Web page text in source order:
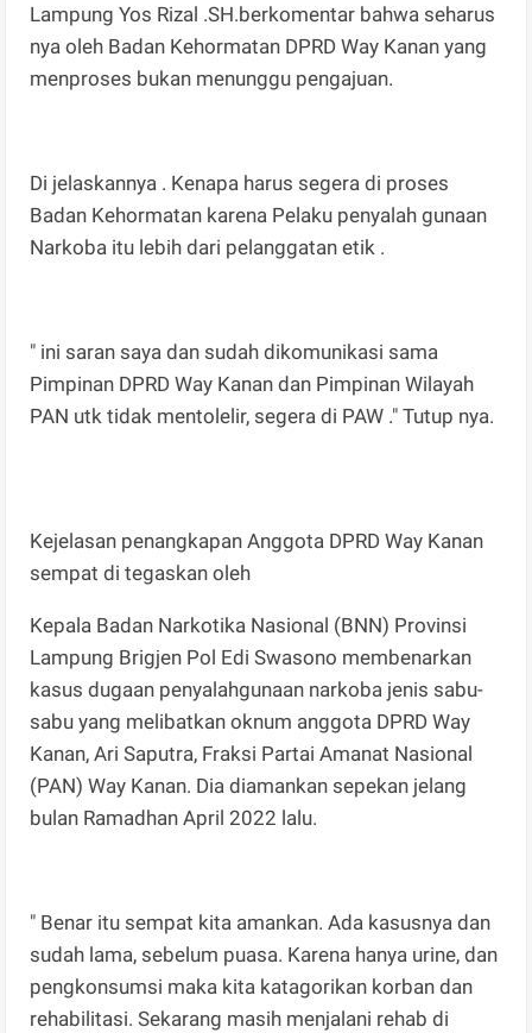
Lampung Yos Rizal .SH.berkomentar bahwa seharus
nya oleh Badan Kehormatan DPRD Way Kanan yang
menproses bukan menunggu pengajuan.
Di jelaskannya . Kenapa harus segera di proses
Badan Kehormatan karena Pelaku penyalah gunaan
Narkoba itu lebih dari pelanggatan etik .
" ini saran saya dan sudah dikomunikasi sama
Pimpinan DPRD Way Kanan dan Pimpinan Wilayah
PAN utk tidak mentolelir, segera di PAW ." Tutup nya.
Kejelasan penangkapan Anggota DPRD Way Kanan
sempat di tegaskan oleh
Kepala Badan Narkotika Nasional (BNN) Provinsi
Lampung Brigjen Pol Edi Swasono membenarkan
kasus dugaan penyalahgunaan narkoba jenis sabu-
sabu yang melibatkan oknum anggota DPRD Way
Kanan, Ari Saputra, Fraksi Partai Amanat Nasional
(PAN) Way Kanan. Dia diamankan sepekan jelang
bulan Ramadhan April 2022 lalu.
" Benar itu sempat kita amankan. Ada kasusnya dan
sudah lama, sebelum puasa. Karena hanya urine, dan
pengkonsumsi maka kita katagorikan korban dan
rehabilitasi. Sekarang masih menjalani rehab di